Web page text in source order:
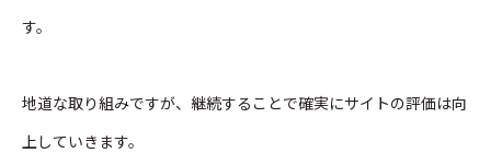
す。
地道な取り組みですが、継続することで確実にサイトの評価は向
上していきます。